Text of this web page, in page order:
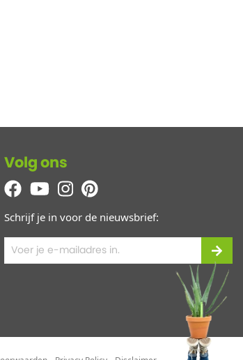
Volg ons
Schrijf je in voor de nieuwsbrief: